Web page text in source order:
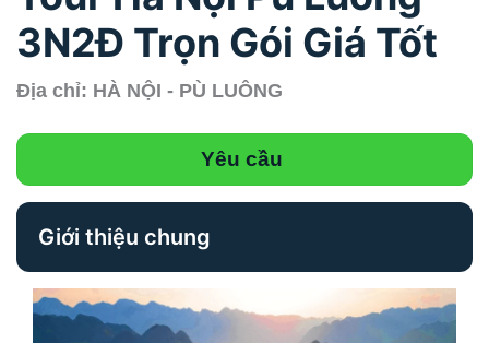
3N2Đ Trọn Gói Giá Tốt
Địa chỉ: HÀ NỘI - PÙ LUÔNG
Yêu cầu
Giới thiệu chung